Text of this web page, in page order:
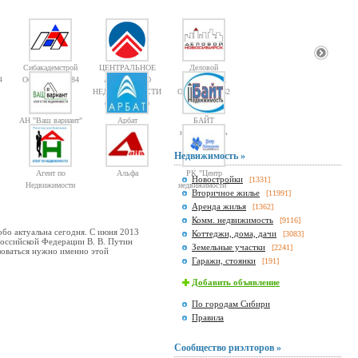
Сибакадемстрой
Объектов: 10084
ЦЕНТРАЛЬНОЕ
АГЕНТСТВО
НЕДВИЖИМОСТИ
Объектов: 10
Деловой
Новосибирск
Объектов: 1362
АН "Ваш вариант" Арбат
БАЙТ
недвижимость
Агент по
Недвижимости
Альфа
РК "Центр
недвижимости"
актуальна сегодня. С июня 2013
Федерации В. В. Путин
нужно именно этой
Недвижимость »
Новостройки [1331]
Вторичное жилье [11991]
Аренда жилья [1362]
Комм. недвижимость [9116]
Коттеджи, дома, дачи [3083]
Земельные участки [2241]
Гаражи, стоянки [191]
Добавить объявление
По городам Сибири
Правила
Сообщество риэлторов »